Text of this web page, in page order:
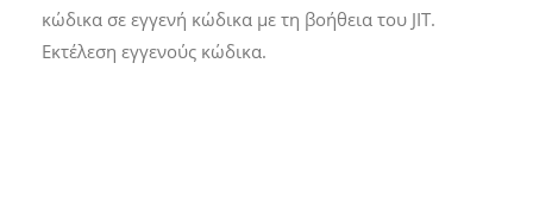
κώδικα σε εγγενή κώδικα με τη βοήθεια του JIT.
Εκτέλεση εγγενούς κώδικα.